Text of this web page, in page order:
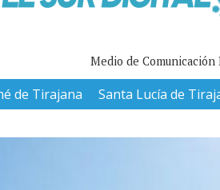
Medio de
de Tirajana Santa Lucía de